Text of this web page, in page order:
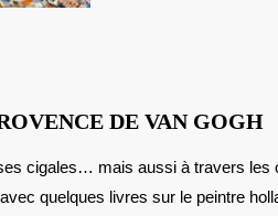
DE VAN GOGH
:
quelques livres sur le peintre